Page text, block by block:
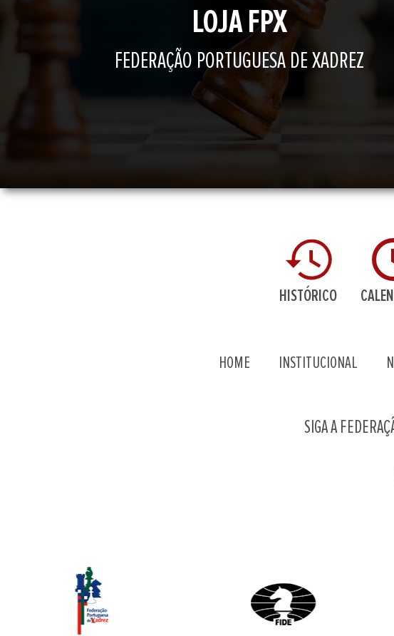
LOJA FPX
FEDERAÇÃO PORTUGUESA DE XADREZ
HISTÓRICO
HOME INSTITUCIONAL
SIGA A